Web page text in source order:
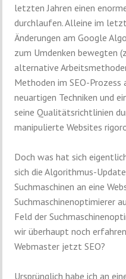
letzten Jahren einen
durchlaufen. Alleine im
Änderungen am Google
zum Umdenken bewegten
alternative
Methoden im SEO-
neuartigen Techniken und
seine Qualitätsrichtlinien
manipulierte Websites
Doch was hat sich
sich die Algorithmus-
Suchmaschinen an eine
Suchmaschinenoptimierer
Feld der
wir überhaupt noch
Webmaster jetzt SEO?
Ursprünglich habe ich an